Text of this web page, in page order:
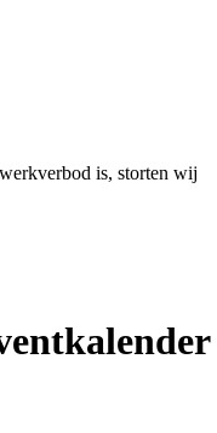
is, storten wij